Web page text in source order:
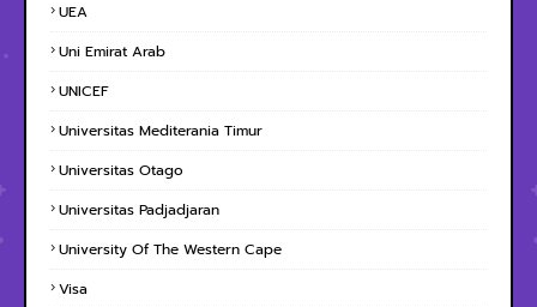
UEA
Uni Emirat Arab
UNICEF
Universitas Mediterania Timur
Universitas Otago
Universitas Padjadjaran
University Of The Western Cape
Visa